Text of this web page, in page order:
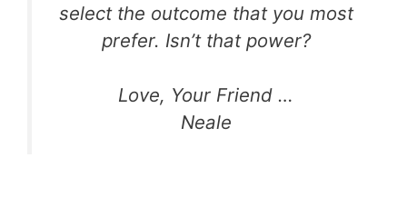
select the outcome that you most
prefer. Isn’t that power?
Love, Your Friend …
Neale